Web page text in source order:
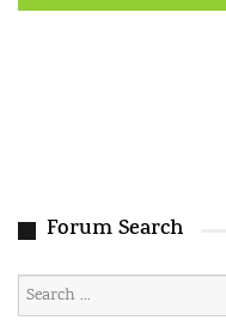
Forum Search